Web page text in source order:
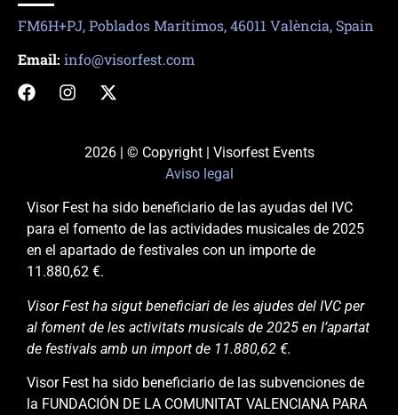
FM6H+PJ, Poblados Marítimos, 46011 València, Spain
Email: info@visorfest.com
2026 | © Copyright | Visorfest Events
Aviso legal
Visor Fest ha sido beneficiario de las ayudas del IVC
para el fomento de las actividades musicales de 2025
en el apartado de festivales con un importe de
11.880,62 €.
Visor Fest ha sigut beneficiari de les ajudes del IVC per
al foment de les activitats musicals de 2025 en l’apartat
de festivals amb un import de 11.880,62 €.
Visor Fest ha sido beneficiario de las subvenciones de
la FUNDACIÓN DE LA COMUNITAT VALENCIANA PARA